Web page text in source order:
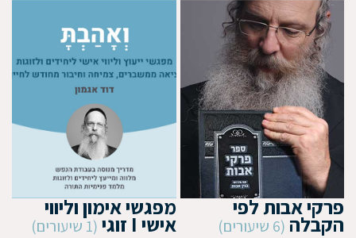
פרקי אבות לפי
הקבלה (6 שיעורים)
מפגשי אימון וליווי
אישי I זוגי (1 שיעורים)